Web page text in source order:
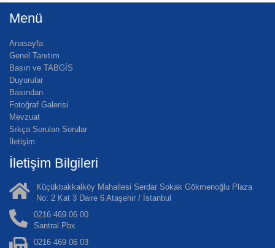
Menü
Anasayfa
Genel Tanıtım
Basın ve TABGİS
Duyurular
Basından
Fotoğraf Galerisi
Mevzuat
Sıkça Sorulan Sorular
İletişim
İletişim Bilgileri
Küçükbakkalköy Mahallesi Serdar Sokak Gökmenoğlu Plaza
No: 2 Kat 3 Daire 6 Ataşehir / İstanbul
0216 469 06 00
Santral Pbx
0216 469 06 03